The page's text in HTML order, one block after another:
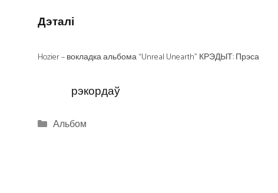
Дэталі
Hozier – вокладка альбома “Unreal Unearth” КРЭДЫТ: Прэса
рэкордаў
Categories
Альбом